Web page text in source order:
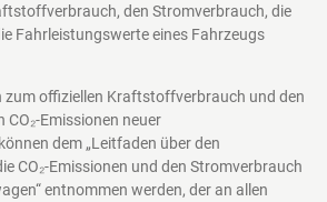
den Stromverbrauch, die
Fahrleistungswerte eines Fahrzeugs
zum offiziellen Kraftstoffverbrauch und den
Emissionen neuer
dem „Leitfaden über den
CO₂-Emissionen und den Stromverbrauch
entnommen werden, der an allen